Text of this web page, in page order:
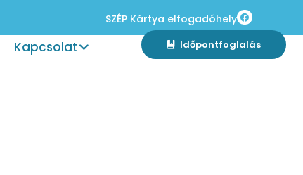
SZÉP Kártya elfogadóhely
Kapcsolat
Időpontfoglalás